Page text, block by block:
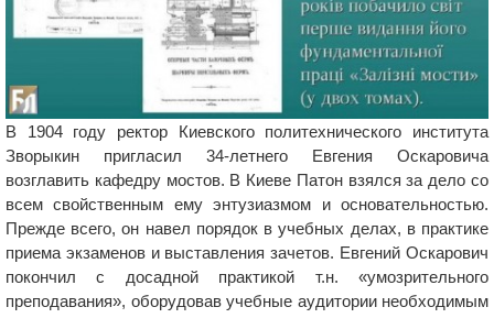
В 1904 году ректор Киевского политехнического института
Зворыкин пригласил 34-летнего Евгения Оскаровича
возглавить кафедру мостов. В Киеве Патон взялся за дело со
всем свойственным ему энтузиазмом и основательностью.
Прежде всего, он навел порядок в учебных делах, в практике
приема экзаменов и выставления зачетов. Евгений Оскарович
покончил с досадной практикой т.н. «умозрительного
преподавания», оборудовав учебные аудитории необходимым